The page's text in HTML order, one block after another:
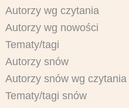
Autorzy wg czytania
Autorzy wg nowości
Tematy/tagi
Autorzy snów
Autorzy snów wg czytania
Tematy/tagi snów